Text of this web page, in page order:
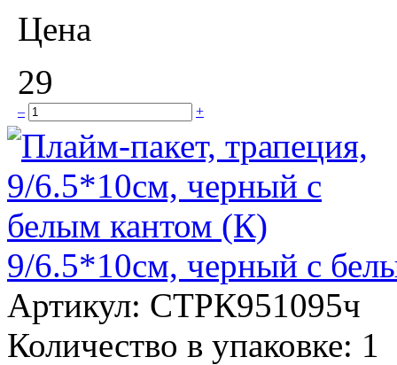
Цена
29
– +
9/6.5*10см, черный с
Артикул: СТРК951095ч
Количество в упаковке: 1